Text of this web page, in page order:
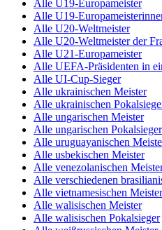
Alle U19-Europameister
Alle U19-
Alle U20-Weltmeister
Alle U20-Weltmeister der
Alle U21-Europameister
Alle UEFA-Präsidenten in
Alle UI-Cup-Sieger
Alle ukrainischen Meister
Alle ukrainischen
Alle ungarischen Meister
Alle ungarischen Pokalsieger
Alle uruguayanischen
Alle usbekischen Meister
Alle venezolanischen
Alle verschiedenen
Alle vietnamesischen Meister
Alle walisischen Meister
Alle walisischen Pokalsieger